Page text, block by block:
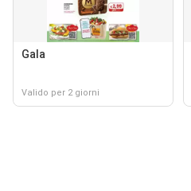
Gala
Valido per 2 giorni